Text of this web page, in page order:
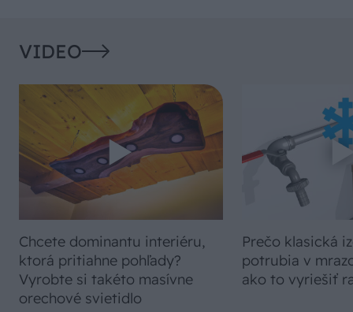
VIDEO
Chcete dominantu interiéru,
ktorá pritiahne pohľady?
Vyrobte si takéto masívne
orechové svietidlo
Prečo klasická
potrubia v
ako to vyriešiť